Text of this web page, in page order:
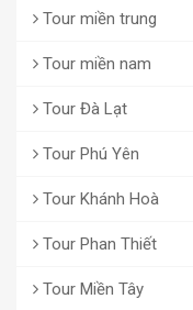
Tour miền trung
Tour miền nam
Tour Đà Lạt
Tour Phú Yên
Tour Khánh Hoà
Tour Phan Thiết
Tour Miền Tây